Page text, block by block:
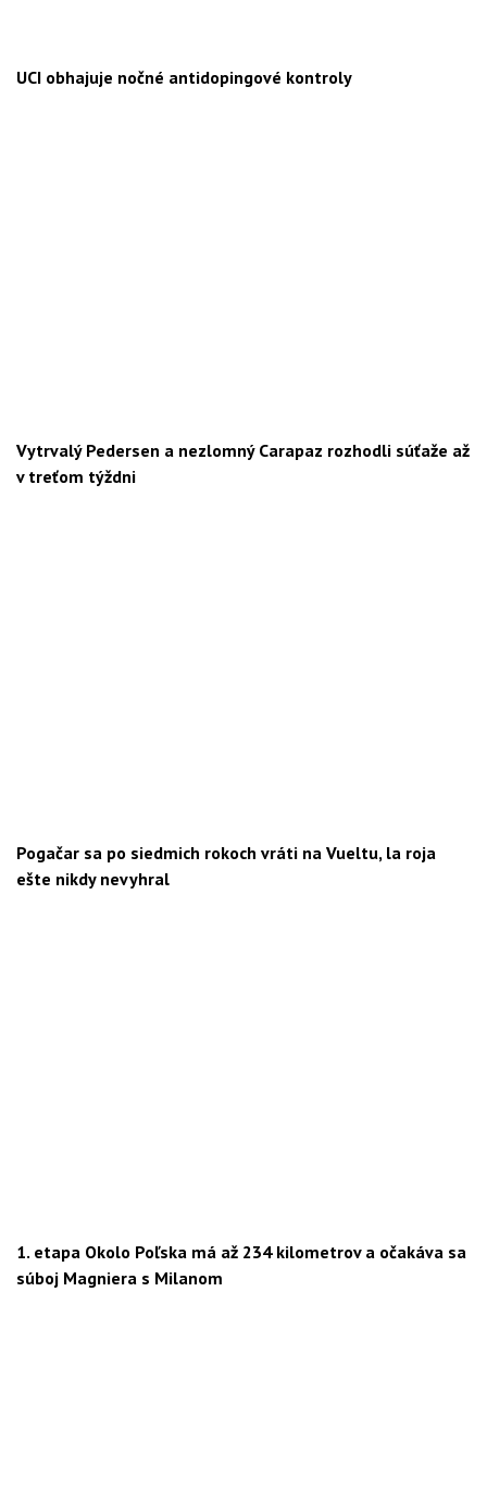
UCI obhajuje nočné antidopingové kontroly
Vytrvalý Pedersen a nezlomný Carapaz rozhodli súťaže až
v treťom týždni
Pogačar sa po siedmich rokoch vráti na Vueltu, la roja
ešte nikdy nevyhral
1. etapa Okolo Poľska má až 234 kilometrov a očakáva sa
súboj Magniera s Milanom